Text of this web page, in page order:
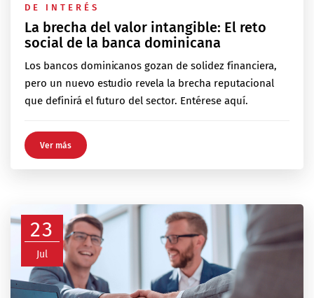
DE INTERÉS
La brecha del valor intangible: El reto
social de la banca dominicana
Los bancos dominicanos gozan de solidez financiera,
pero un nuevo estudio revela la brecha reputacional
que definirá el futuro del sector. Entérese aquí.
Ver más
23
Jul